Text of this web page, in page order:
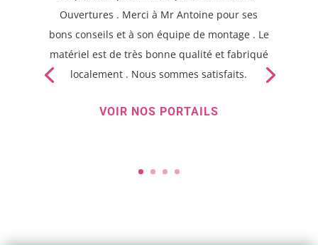
Pergolas et conseils au top. Le commercial
Hugo a su écouter nos envies et nous créer le
projet à notre image. Merci !Nous
recommandons cette entreprise !